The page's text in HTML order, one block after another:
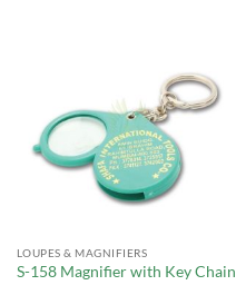
LOUPES & MAGNIFIERS
S-158 Magnifier with Key Chain